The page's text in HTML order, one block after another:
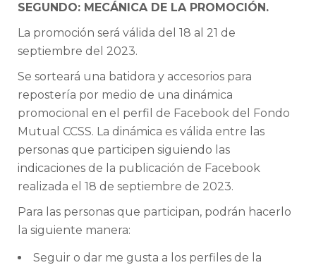
SEGUNDO: MECÁNICA DE LA PROMOCIÓN.
La promoción será válida del 18 al 21 de
septiembre del 2023.
Se sorteará una batidora y accesorios para
repostería por medio de una dinámica
promocional en el perfil de Facebook del Fondo
Mutual CCSS. La dinámica es válida entre las
personas que participen siguiendo las
indicaciones de la publicación de Facebook
realizada el 18 de septiembre de 2023.
Para las personas que participan, podrán hacerlo
la siguiente manera:
Seguir o dar me gusta a los perfiles de la